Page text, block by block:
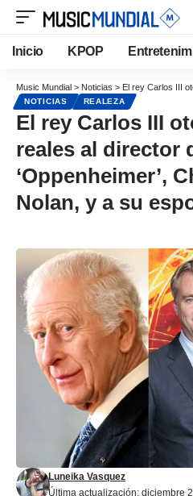
Inicio KPOP
Music Mundial > Noticias > El rey Carlos III otorga títulos
NOTICIAS REALEZA
El rey Carlos III
reales al director
‘Oppenheimer’,
Nolan, y a su
Última actualización: diciembre
Luneika Vasquez